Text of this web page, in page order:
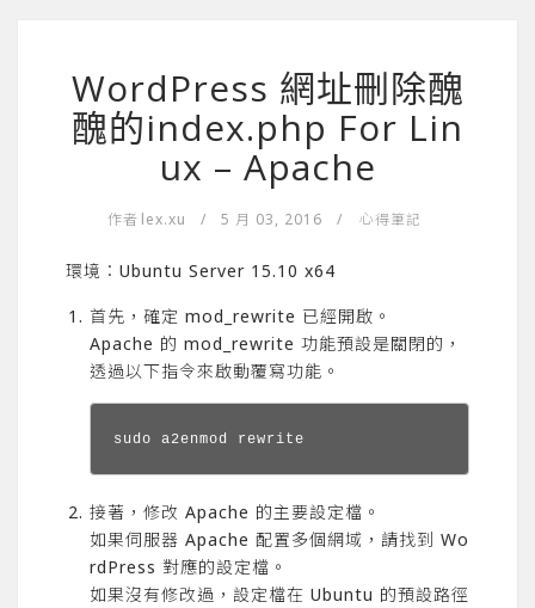
WordPress 網址刪除醜
醜的index.php For Lin
ux – Apache
作者 lex.xu / 5 月 03, 2016 / 心得筆記
環境：Ubuntu Server 15.10 x64
首先，確定 mod_rewrite 已經開啟。
Apache 的 mod_rewrite 功能預設是關閉的，
透過以下指令來啟動覆寫功能。
sudo a2enmod rewrite
接著，修改 Apache 的主要設定檔。
如果伺服器 Apache 配置多個網域，請找到 Wo
rdPress 對應的設定檔。
如果沒有修改過，設定檔在 Ubuntu 的預設路徑